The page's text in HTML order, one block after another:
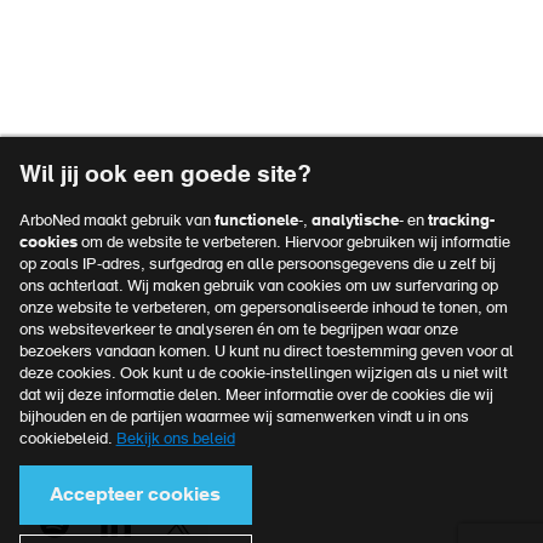
navigatie
Officieel kennispartner van
MKB Nederland
Meer over MKB Nederland
Voet
navigatie
Privacyreglement
Algemene voorwaarden
Klachtenprocedure
Cookies
Wil jij ook een goede site?
ArboNed maakt gebruik van functionele-, analytische- en tracking-
cookiesom de website te verbeteren. Hiervoor gebruiken wij informatie
op zoals IP-adres, surfgedrag en alle persoonsgegevens die u zelf bij
ons achterlaat. Wij maken gebruik van cookies om uw surfervaring op
onze website te verbeteren, om gepersonaliseerde inhoud te tonen, om
ons websiteverkeer te analyseren én om te begrijpen waar onze
bezoekers vandaan komen. U kunt nu direct toestemming geven voor al
deze cookies. Ook kunt u de cookie-instellingen wijzigen als u niet wilt
dat wij deze informatie delen. Meer informatie over de cookies die wij
bijhouden en de partijen waarmee wij samenwerken vindt u in ons
cookiebeleid. Bekijk ons beleid
Accepteer cookies